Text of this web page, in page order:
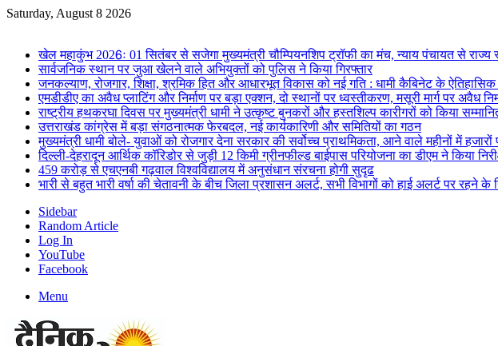
Saturday, August 8 2026
खेल महाकुंभ 2026ः 01 सितंबर से सजेगा मुख्यमंत्री चौम्पियनशिप ट्रॉफी का मंच, न्याय पंचायत से राज्य
सार्वजनिक स्थान पर जुआ खेलने वाले अभियुक्तों को पुलिस ने किया गिरफ्तार
जनकल्याण, रोजगार, शिक्षा, श्रमिक हित और आधारभूत विकास को नई गति : धामी कैबिनेट के
एमडीडीए का अवैध प्लाटिंग और निर्माण पर बड़ा एक्शन, दो स्थानों पर ध्वस्तीकरण, मसूरी मार्ग पर अवैध
राष्ट्रीय हथकरघा दिवस पर मुख्यमंत्री धामी ने उत्कृष्ट बुनकरों और हस्तशिल्प कारीगरों को किया
उत्तराखंड कांग्रेस में बड़ा संगठनात्मक फेरबदल, नई कार्यकारिणी और समितियों का गठन
मुख्यमंत्री धामी बोले- युवाओं को रोजगार देना सरकार की सर्वोच्च प्राथमिकता, आने वाले महीनों में हजारों
दिल्ली-देहरादून आर्थिक कॉरिडोर से जुड़ी 12 किमी ग्रीनफील्ड बाईपास परियोजना का डीएम ने किया
459 करोड़ से एचएनबी गढ़वाल विश्वविद्यालय में अनुसंधान संरचना होगी सुदृढ
भारी से बहुत भारी वर्षा की चेतावनी के बीच जिला प्रशासन अलर्ट, सभी विभागों को हाई अलर्ट पर रहने के
Sidebar
Random Article
Log In
YouTube
Facebook
Menu